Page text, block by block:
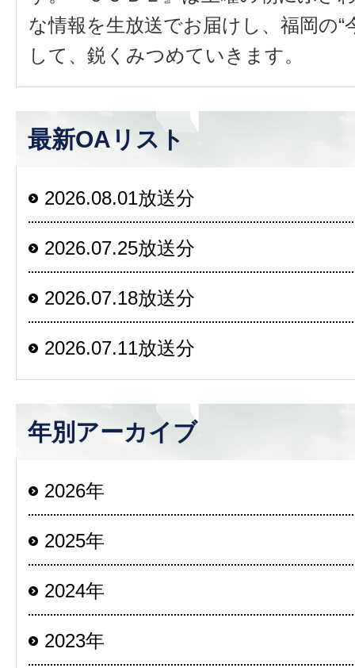
な情報を生放送でお届けし、福岡の“
して、鋭くみつめていきます。
最新OAリスト
2026.08.01放送分
2026.07.25放送分
2026.07.18放送分
2026.07.11放送分
年別アーカイブ
2026年
2025年
2024年
2023年